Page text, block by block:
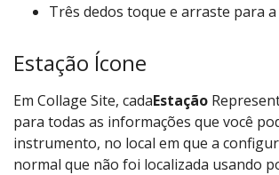
Três dedos toque e arraste para
Estação Ícone
Em Collage Site, cadaEstação
para todas as informações que você
instrumento, no local em que a
normal que não foi localizada usando